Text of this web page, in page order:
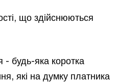
що здійснюються
- будь-яка коротка
які на думку платника